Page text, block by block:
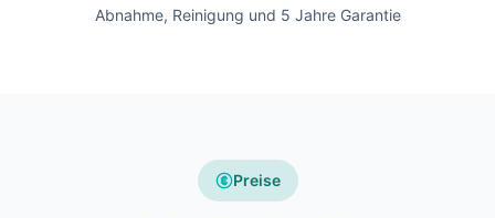
Abnahme, Reinigung und 5 Jahre Garantie
Preise